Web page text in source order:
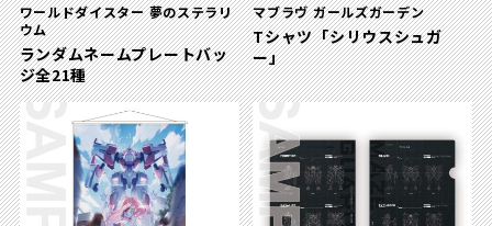
ワールドダイスター 夢のステラリ
ウム
ランダムネームプレートバッ
ジ全21種
マブラヴ ガールズガーデン
Tシャツ「シリウスシュガ
ー」